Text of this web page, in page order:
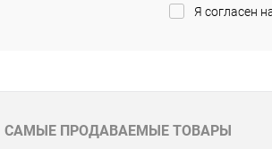
Я согласен
САМЫЕ ПРОДАВАЕМЫЕ ТОВАРЫ